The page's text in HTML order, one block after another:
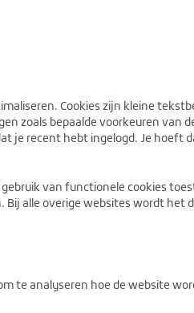
Cookies zijn kleine
zoals bepaalde voorkeuren van
je recent hebt ingelogd. Je hoeft
van functionele cookies
alle overige websites wordt het
te analyseren hoe de website